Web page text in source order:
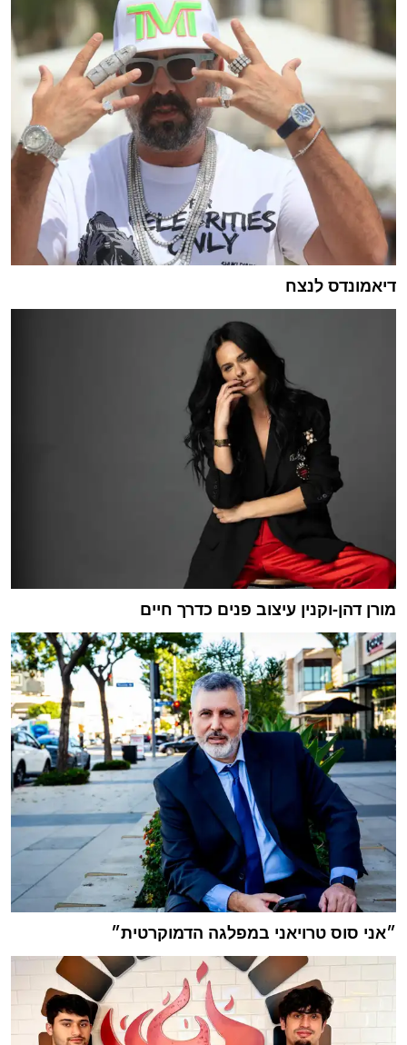
דיאמונדס לנצח
מורן דהן-וקנין עיצוב פנים כדרך חיים
״אני סוס טרויאני במפלגה הדמוקרטית״